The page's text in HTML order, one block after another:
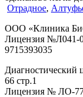
Отрадное,
ООО «Клиника
Лицензия №Л041-
9715393035
Диагностический
66 стр.1
Лицензия № ЛО-